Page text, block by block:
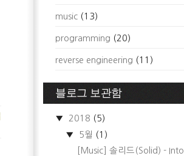
music (13)
programming (20)
reverse engineering (11)
블로그 보관함
▼ 2018 (5)
▼
5월 (1)
[Music] 솔리드(Solid) - Into